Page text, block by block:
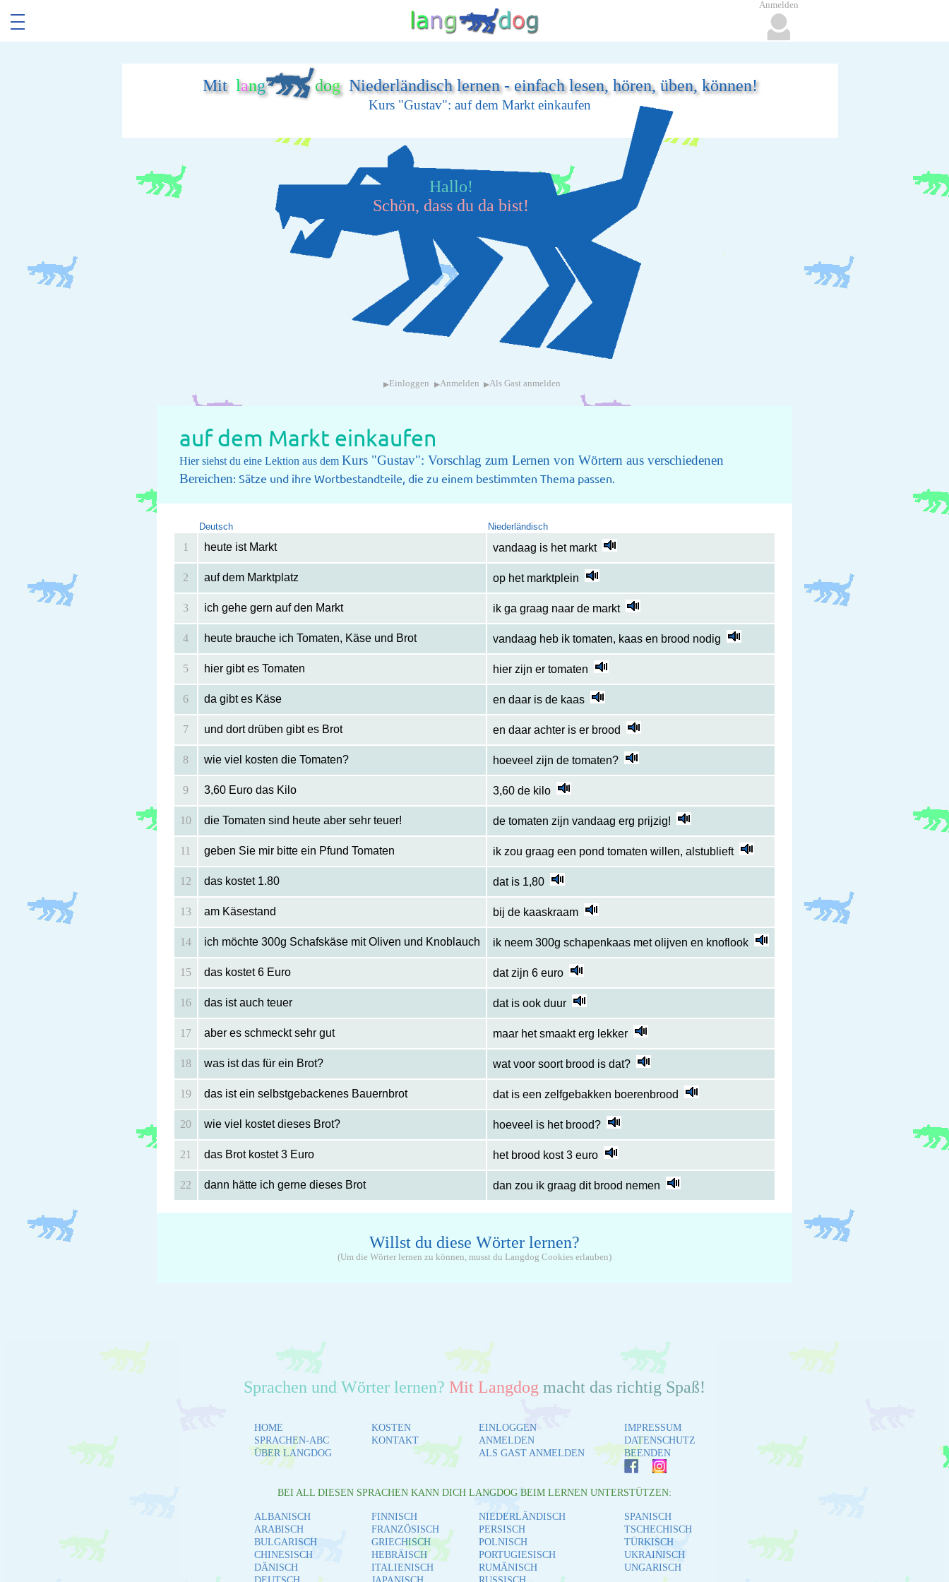
Mit lang dogNiederländisch lernen - einfach lesen, hören, üben, können!
Kurs "Gustav": auf dem Markt einkaufen
Hallo!
Schön, dass du da bist!
▸ Einloggen ▸Anmelden ▸Als Gast anmelden
auf dem Markt einkaufen
Hier siehst du eine Lektion aus dem Kurs "Gustav": Vorschlag zum Lernen von Wörtern aus verschiedenen
Bereichen: Sätze und ihre Wortbestandteile, die zu einem bestimmten Thema passen.
Deutsch Niederländisch
1 heute ist Markt vandaag is het markt
2 auf dem Marktplatz op het marktplein
3 ich gehe gern auf den Markt ik ga graag naar de markt
4 heute brauche ich Tomaten, Käse und Brot vandaag heb ik tomaten, kaas en brood nodig
5 hier gibt es Tomaten hier zijn er tomaten
6 da gibt es Käse en daar is de kaas
7 und dort drüben gibt es Brot en daar achter is er brood
8 wie viel kosten die Tomaten? hoeveel zijn de tomaten?
9 3,60 Euro das Kilo 3,60 de kilo
10 die Tomaten sind heute aber sehr teuer! de tomaten zijn vandaag erg prijzig!
11 geben Sie mir bitte ein Pfund Tomaten ik zou graag een pond tomaten willen, alstublieft
12 das kostet 1.80 dat is 1,80
13 am Käsestand bij de kaaskraam
14 ich möchte 300g Schafskäse mit Oliven und Knoblauch ik neem 300g schapenkaas met olijven en knoflook
15 das kostet 6 Euro dat zijn 6 euro
16 das ist auch teuer dat is ook duur
17 aber es schmeckt sehr gut maar het smaakt erg lekker
18 was ist das für ein Brot? wat voor soort brood is dat?
19 das ist ein selbstgebackenes Bauernbrot dat is een zelfgebakken boerenbrood
20 wie viel kostet dieses Brot? hoeveel is het brood?
21 das Brot kostet 3 Euro het brood kost 3 euro
22 dann hätte ich gerne dieses Brot dan zou ik graag dit brood nemen
Willst du diese Wörter lernen?
(Um die Wörter lernen zu können, musst du Langdog Cookies erlauben)
Sprachen und Wörter lernen? Mit Langdog macht das richtig Spaß!
HOME
SPRACHEN-ABC
ÜBER LANGDOG
KOSTEN
KONTAKT
EINLOGGEN
ANMELDEN
ALS GAST ANMELDEN
IMPRESSUM
DATENSCHUTZ
BEENDEN
BEI ALL DIESEN SPRACHEN KANN DICH LANGDOG BEIM LERNEN UNTERSTÜTZEN:
ALBANISCH
ARABISCH
BULGARISCH
CHINESISCH
DÄNISCH
FINNISCH
FRANZÖSISCH
GRIECHISCH
HEBRÄISCH
ITALIENISCH
NIEDERLÄNDISCH
PERSISCH
POLNISCH
PORTUGIESISCH
RUMÄNISCH
SPANISCH
TSCHECHISCH
TÜRKISCH
UKRAINISCH
UNGARISCH
Anmelden